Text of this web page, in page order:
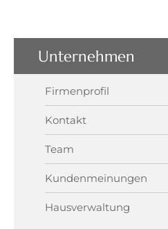
Unternehmen
Firmenprofil
Kontakt
Team
Kundenmeinungen
Hausverwaltung